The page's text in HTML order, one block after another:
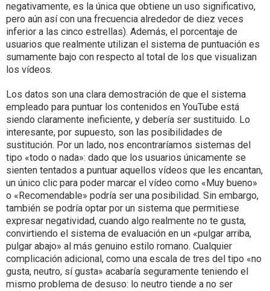
negativamente, es la única que obtiene un uso significativo,
pero aún así con una frecuencia alrededor de diez veces
inferior a las cinco estrellas). Además, el porcentaje de
usuarios que realmente utilizan el sistema de puntuación es
sumamente bajo con respecto al total de los que visualizan
los vídeos.
Los datos son una clara demostración de que el sistema
empleado para puntuar los contenidos en YouTube está
siendo claramente ineficiente, y debería ser sustituido. Lo
interesante, por supuesto, son las posibilidades de
sustitución. Por un lado, nos encontraríamos sistemas del
tipo «todo o nada»: dado que los usuarios únicamente se
sienten tentados a puntuar aquellos vídeos que les encantan,
un único clic para poder marcar el vídeo como «Muy bueno»
o «Recomendable» podría ser una posibilidad. Sin embargo,
también se podría optar por un sistema que permitiese
expresar negatividad, cuando algo realmente no te gusta,
convirtiendo el sistema de evaluación en un «pulgar arriba,
pulgar abajo» al más genuino estilo romano. Cualquier
complicación adicional, como una escala de tres del tipo «no
gusta, neutro, sí gusta» acabaría seguramente teniendo el
mismo problema de desuso: lo neutro tiende a no ser